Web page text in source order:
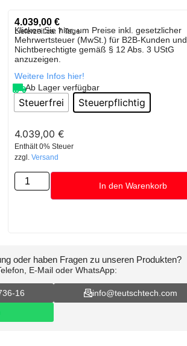
4.039,00 €
Lieferzeit:ca. 7 Tage
Klicken Sie hier, um Preise inkl. gesetzlicher
Mehrwertsteuer (MwSt.) für B2B-Kunden und
Nichtberechtigte gemäß § 12 Abs. 3 UStG
anzuzeigen.
Weitere Infos hier!
Ab Lager verfügbar
Steuerfrei Steuerpflichtig
4.039,00 €
Enthält 0% Steuer
zzgl. Versand
In den Warenkorb
oder haben Fragen zu unseren Produkten?
E-Mail oder WhatsApp:
16
info@teutschtech.com